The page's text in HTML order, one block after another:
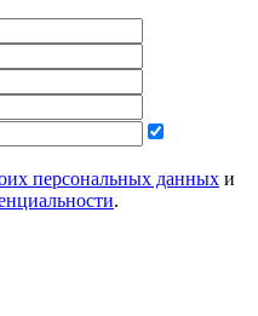
персональных данных и
.